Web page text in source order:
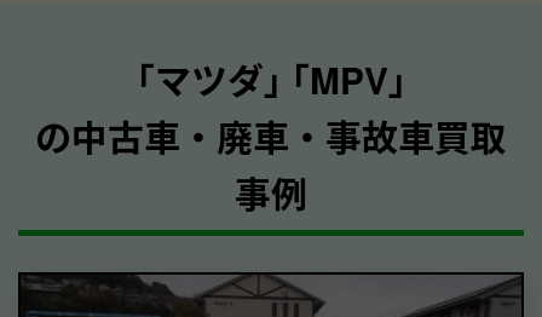
｢マツダ｣ ｢MPV｣
の中古車・廃車・事故車買取
事例